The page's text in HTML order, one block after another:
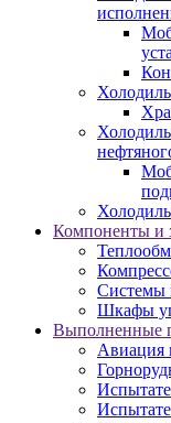
Компоненты и
Системы
Шкафы
Выполненные
Авиация